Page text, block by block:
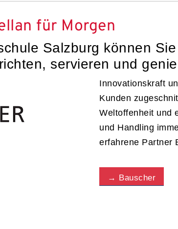
für Morgen
Salzburg können
servieren und
Innovationskraft
Kunden
Weltoffenheit und
und Handling
erfahrene Partner
→ Bauscher